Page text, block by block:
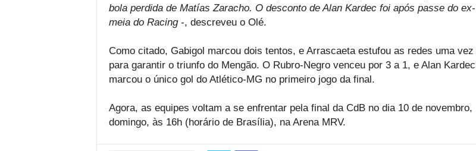
bola perdida de Matías Zaracho. O desconto de Alan Kardec foi após passe do ex-
meia do Racing-, descreveu o Olé.
Como citado, Gabigol marcou dois tentos, e Arrascaeta estufou as redes uma vez
para garantir o triunfo do Mengão. O Rubro-Negro venceu por 3 a 1, e Alan Kardec
marcou o único gol do Atlético-MG no primeiro jogo da final.
Agora, as equipes voltam a se enfrentar pela final da CdB no dia 10 de novembro,
domingo, às 16h (horário de Brasília), na Arena MRV.